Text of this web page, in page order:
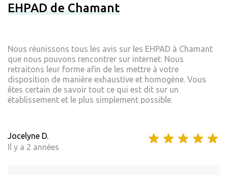
EHPAD de Chamant
Nous réunissons tous les avis sur les EHPAD à Chamant
que nous pouvons rencontrer sur internet. Nous
retraitons leur forme afin de les mettre à votre
disposition de manière exhaustive et homogène. Vous
êtes certain de savoir tout ce qui est dit sur un
établissement et le plus simplement possible.
Jocelyne D.
Il y a 2 années